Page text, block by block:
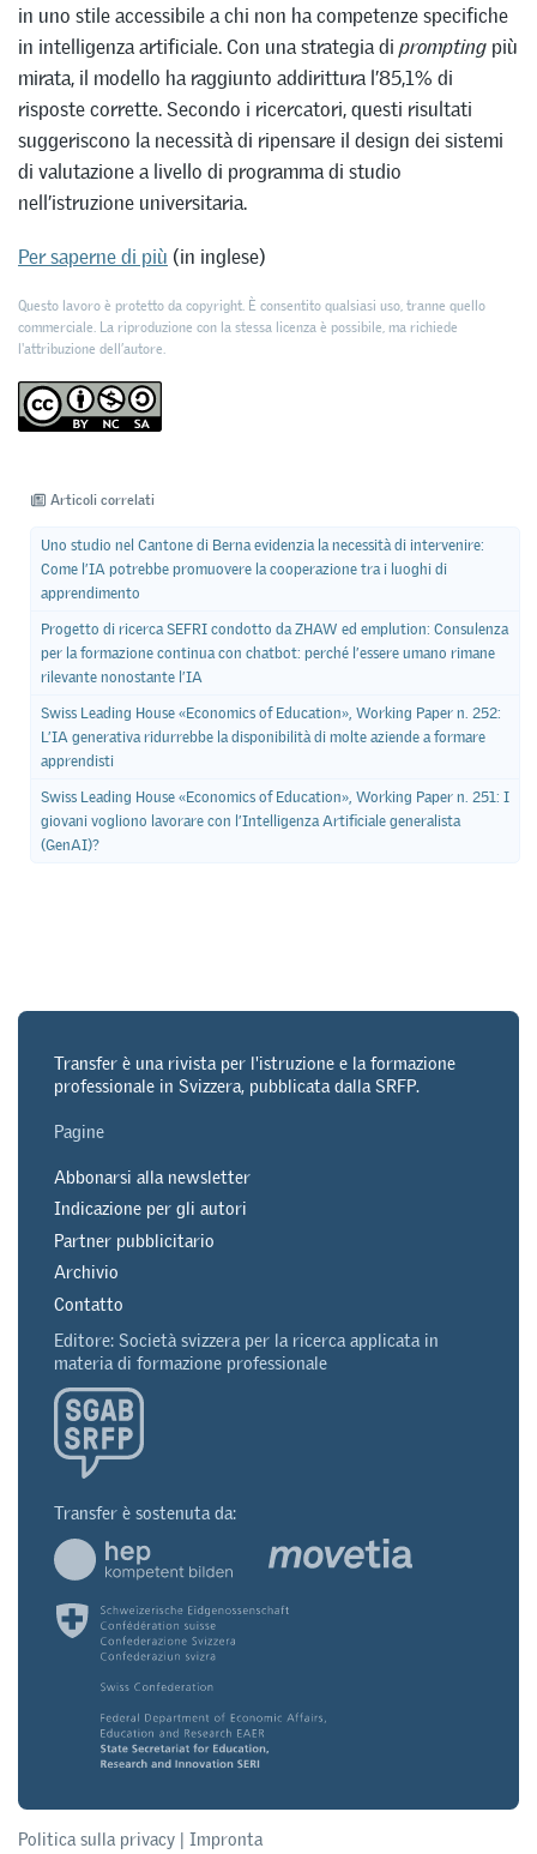
in uno stile accessibile a chi non ha competenze specifiche
in intelligenza artificiale. Con una strategia di prompting più
mirata, il modello ha raggiunto addirittura l’85,1% di
risposte corrette. Secondo i ricercatori, questi risultati
suggeriscono la necessità di ripensare il design dei sistemi
di valutazione a livello di programma di studio
nell’istruzione universitaria.
Per saperne di più (in inglese)
Questo lavoro è protetto da copyright. È consentito qualsiasi uso, tranne quello
commerciale. La riproduzione con la stessa licenza è possibile, ma richiede
l'attribuzione dell’autore.
Articoli correlati
Uno studio nel Cantone di Berna evidenzia la necessità di intervenire:
Come l’IA potrebbe promuovere la cooperazione tra i luoghi di
apprendimento
Progetto di ricerca SEFRI condotto da ZHAW ed emplution: Consulenza
per la formazione continua con chatbot: perché l’essere umano rimane
rilevante nonostante l’IA
Swiss Leading House «Economics of Education», Working Paper n. 252:
L’IA generativa ridurrebbe la disponibilità di molte aziende a formare
apprendisti
Swiss Leading House «Economics of Education», Working Paper n. 251: I
giovani vogliono lavorare con l’Intelligenza Artificiale generalista
(GenAI)?
Transfer è una rivista per l'istruzione e la formazione
professionale in Svizzera, pubblicata dalla SRFP.
Pagine
Abbonarsi alla newsletter
Indicazione per gli autori
Partner pubblicitario
Archivio
Contatto
Editore: Società svizzera per la ricerca applicata in
materia di formazione professionale
Transfer è sostenuta da:
Politica sulla privacy | Impronta